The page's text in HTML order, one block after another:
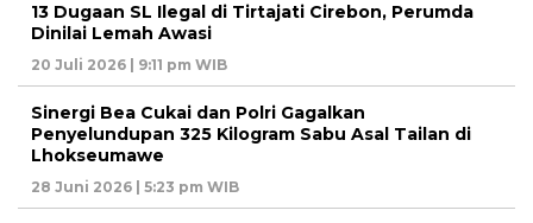
13 Dugaan SL Ilegal di Tirtajati Cirebon, Perumda
Dinilai Lemah Awasi
20 Juli 2026 | 9:11 pm WIB
Sinergi Bea Cukai dan Polri Gagalkan
Penyelundupan 325 Kilogram Sabu Asal Tailan di
Lhokseumawe
28 Juni 2026 | 5:23 pm WIB